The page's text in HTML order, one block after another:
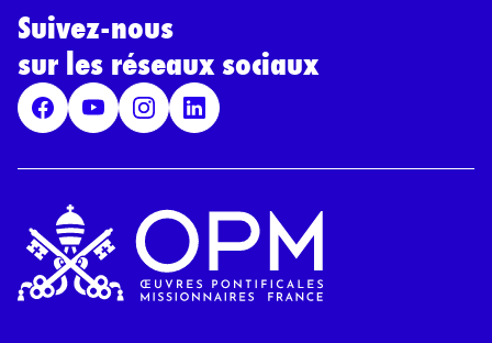
R
P
D
*
Suivez-nous
sur les réseaux sociaux